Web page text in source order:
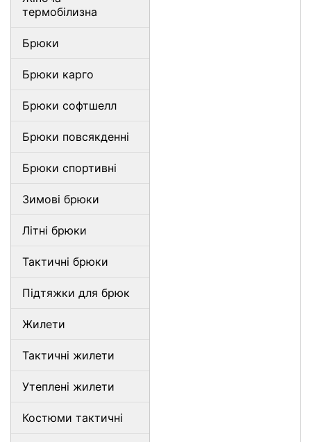
термобілизна
Брюки
Брюки карго
Брюки софтшелл
Брюки повсякденні
Брюки спортивні
Зимові брюки
Літні брюки
Тактичні брюки
Підтяжки для брюк
Жилети
Тактичні жилети
Утеплені жилети
Костюми тактичні